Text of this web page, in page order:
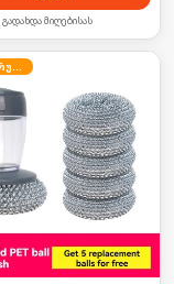
გადახდა მიღებისას
პოპულარული